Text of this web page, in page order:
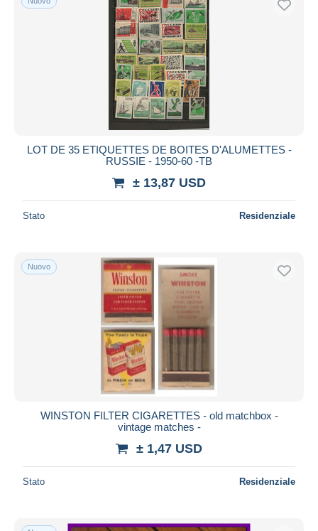
LOT DE 35 ETIQUETTES DE BOITES D'ALUMETTES -
RUSSIE - 1950-60 -TB
± 13,87 USD
Stato Residenziale
Nuovo
WINSTON FILTER CIGARETTES - old matchbox -
vintage matches -
± 1,47 USD
Stato Residenziale